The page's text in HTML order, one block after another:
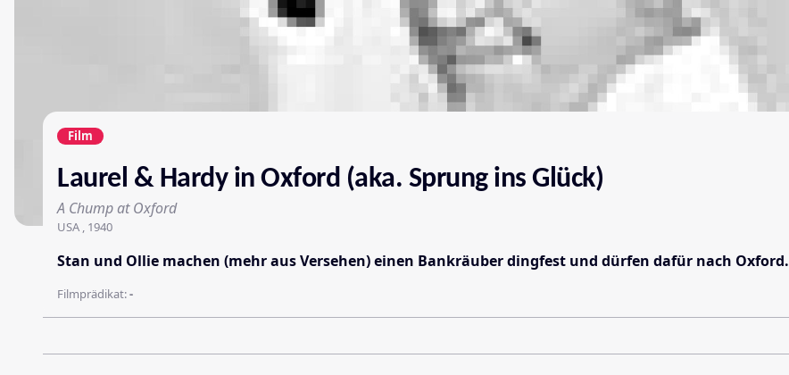
Film
Laurel & Hardy in Oxford (aka. Sprung ins Glück)
A Chump at Oxford
USA , 1940
Stan und Ollie machen (mehr aus Versehen) einen Bankräuber dingfest und dürfen dafür nach Oxford.
Filmprädikat:-